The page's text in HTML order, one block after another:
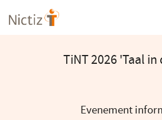
Overslaan
en
TiNT 2026 'Taal in
Evenement